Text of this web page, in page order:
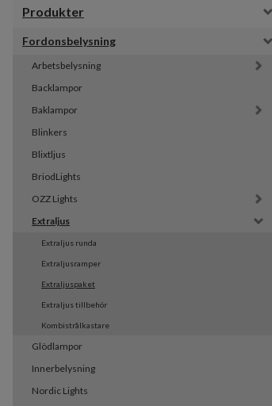
Produkter
Fordonsbelysning
Arbetsbelysning
Backlampor
Baklampor
Blinkers
Blixtljus
BriodLights
OZZ Lights
Extraljus
Extraljus runda
Extraljusramper
Extraljuspaket
Extraljus tillbehör
Kombistrålkastare
Glödlampor
Innerbelysning
Nordic Lights